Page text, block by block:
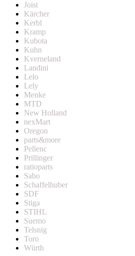
Joist
Kärcher
Kerbl
Kramp
Kubota
Kuhn
Kverneland
Landini
Lelo
Lely
Menke
MTD
New Holland
nexMart
Oregon
parts&more
Pellenc
Prillinger
ratioparts
Sabo
Schaffelhuber
SDF
Stiga
STIHL
Suemo
Telsnig
Toro
Würth